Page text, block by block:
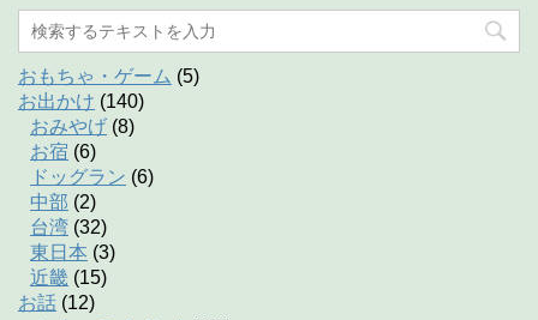
おもちゃ・ゲーム (5)
お出かけ (140)
おみやげ (8)
お宿 (6)
ドッグラン (6)
中部 (2)
台湾 (32)
東日本 (3)
近畿 (15)
お話 (12)